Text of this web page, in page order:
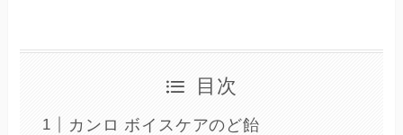
目次
カンロ ボイスケアのど飴